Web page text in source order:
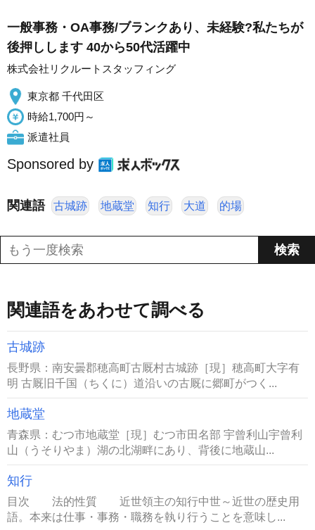
一般事務・OA事務/ブランクあり、未経験?私たちが
後押しします 40から50代活躍中
株式会社リクルートスタッフィング
東京都 千代田区
時給1,700円～
派遣社員
Sponsored by
関連語 古城跡 地蔵堂 知行 大道 的場
関連語をあわせて調べる
古城跡
長野県：南安曇郡穂高町古厩村古城跡［現］穂高町大字有
明 古厩旧千国（ちくに）道沿いの古厩に郷町がつく...
地蔵堂
青森県：むつ市地蔵堂［現］むつ市田名部 宇曾利山宇曾利
山（うそりやま）湖の北湖畔にあり、背後に地蔵山...
知行
目次 法的性質 近世領主の知行中世～近世の歴史用
語。本来は仕事・事務・職務を執り行うことを意味し...